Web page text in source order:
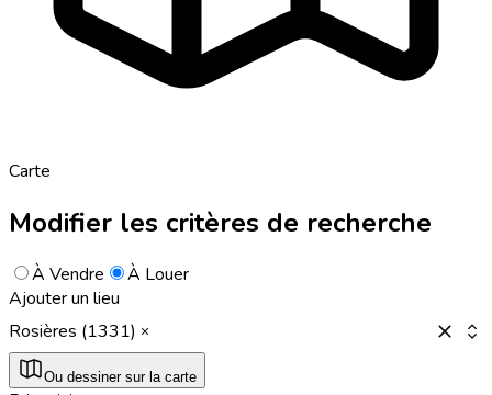
Carte
Modifier les critères de recherche
À Vendre
À Louer
Ajouter un lieu
Rosières (1331)
Ou dessiner sur la carte